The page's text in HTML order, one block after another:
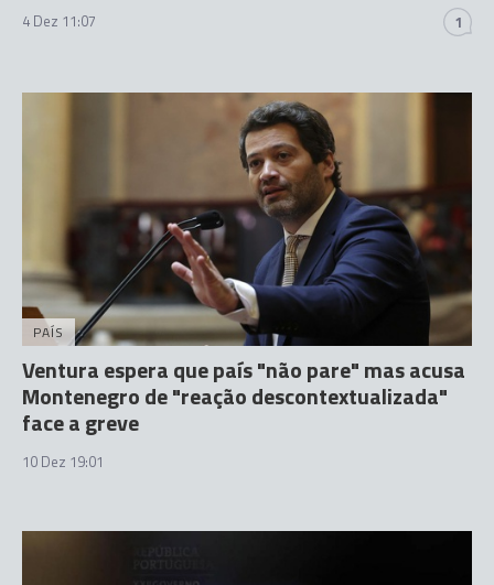
4 Dez 11:07 1
PAÍS
Ventura espera que país "não pare" mas acusa
Montenegro de "reação descontextualizada"
face a greve
10 Dez 19:01